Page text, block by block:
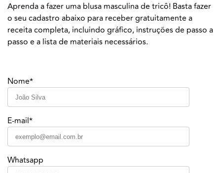
Aprenda a fazer uma blusa masculina de tricô! Basta fazer
o seu cadastro abaixo para receber gratuitamente a
receita completa, incluindo gráfico, instruções de passo a
passo e a lista de materiais necessários.
Nome*
E-mail*
Whatsapp